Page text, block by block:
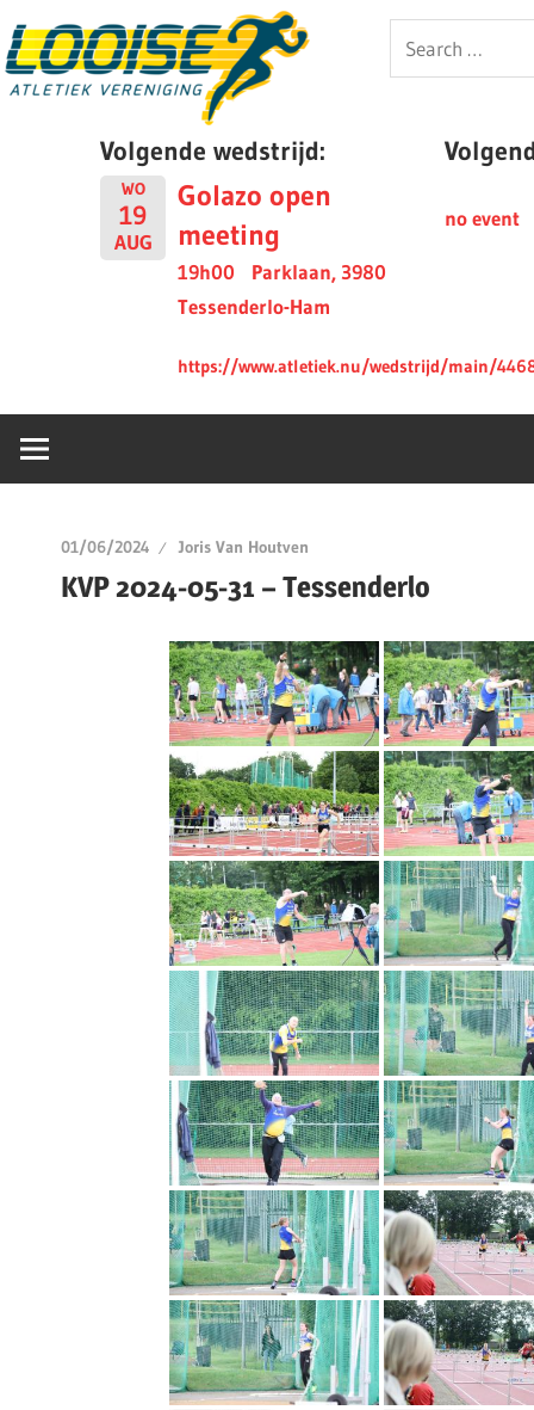
to
content
Looise
Search
for:
Volgende wedstrijd:
WO
19
AUG
Golazo open
meeting
19h00
Parklaan, 3980
Tessenderlo-Ham
https://www.atletiek.nu/wedstrijd/main/
no event
01/06/2024 Joris Van Houtven
KVP 2024-05-31 – Tessenderlo